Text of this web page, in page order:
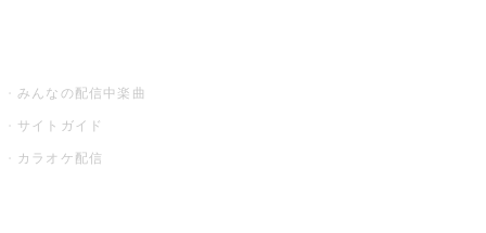
みんなの配信中楽曲
サイトガイド
カラオケ配信